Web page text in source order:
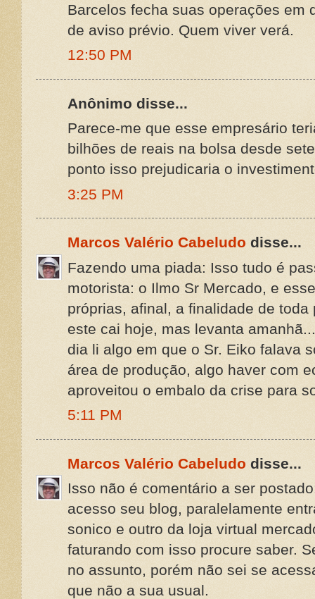
Barcelos fecha suas operações em
de aviso prévio. Quem viver verá.
12:50 PM
Anônimo disse...
Parece-me que esse empresário
bilhões de reais na bolsa desde
ponto isso prejudicaria o
3:25 PM
Marcos Valério Cabeludo disse...
Fazendo uma piada: Isso tudo é
motorista: o Ilmo Sr Mercado, e
próprias, afinal, a finalidade de
este cai hoje, mas levanta
dia li algo em que o Sr. Eiko falava
área de produção, algo haver com
aproveitou o embalo da crise para
5:11 PM
Marcos Valério Cabeludo disse...
Isso não é comentário a ser
acesso seu blog, paralelamente
sonico e outro da loja virtual
faturando com isso procure saber.
no assunto, porém não sei se
que não a sua usual.